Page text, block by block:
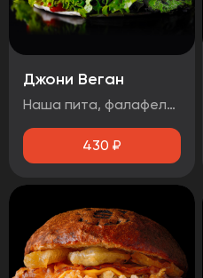
Джони Веган
Наша пита, фалафель, лист салата, помидор, свежий огурец, соус 1000 островов.
430 ₽